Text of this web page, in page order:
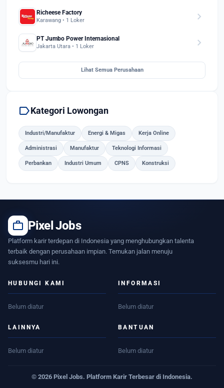
Richeese Factory
Karawang • 1 Loker chevron_right
PT Jumbo Power Internasional
Jakarta Utara • 1 Loker chevron_right
Lihat Semua Perusahaan
labelKategori Lowongan
Industri/Manufaktur Energi & Migas Kerja Online
Administrasi Manufaktur Teknologi Informasi
Perbankan Industri Umum CPNS Konstruksi
work Pixel Jobs
Platform karir terdepan di Indonesia yang menghubungkan talenta
terbaik dengan perusahaan impian. Temukan jalan menuju
suksesmu hari ini.
HUBUNGI KAMI
Belum diatur
INFORMASI
Belum diatur
LAINNYA
Belum diatur
BANTUAN
Belum diatur
© 2026 Pixel Jobs. Platform Karir Terbesar di Indonesia.